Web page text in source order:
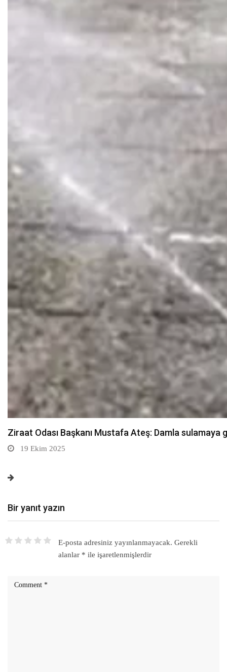
Sarıkamış’ta hanımlara yönelik Mevlid-i Nebi
19 Ekim 2025
Bir yanıt yazın
E-posta adresiniz yayınlanmayacak. Gerekli
alanlar * ile işaretlenmişlerdir